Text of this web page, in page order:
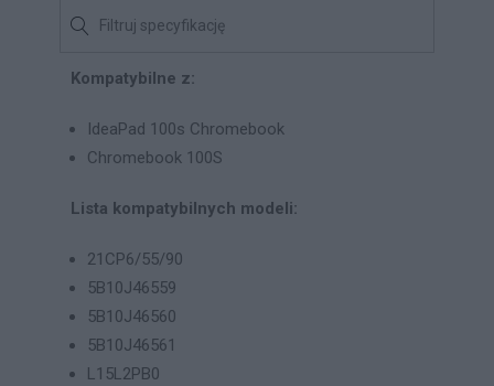
Kompatybilne z:
IdeaPad 100s Chromebook
Chromebook 100S
Lista kompatybilnych modeli:
21CP6/55/90
5B10J46559
5B10J46560
5B10J46561
L15L2PB0